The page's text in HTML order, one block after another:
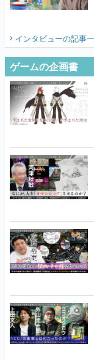
インタビューの記事
ゲームの企画書